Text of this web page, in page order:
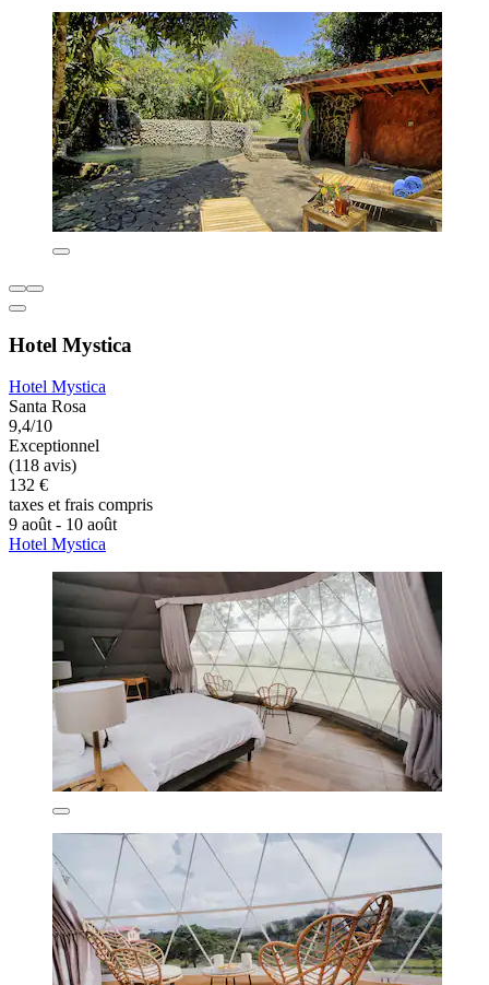
Hotel Mystica
Hotel Mystica
Santa Rosa
9,4/10
Exceptionnel
(118 avis)
132 €
taxes et frais compris
9 août - 10 août
Hotel Mystica